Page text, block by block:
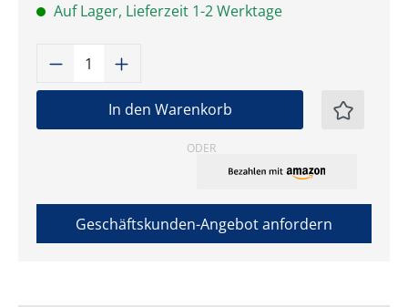
Auf Lager, Lieferzeit 1-2 Werktage
Produkt Anzahl: Gib den
In den Warenkorb
ODER
Geschäftskunden-Angebot anfordern